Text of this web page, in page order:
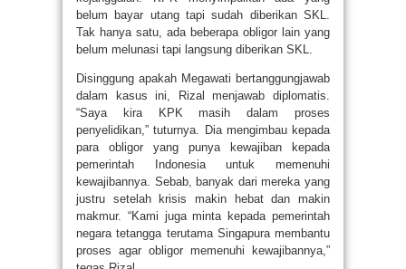
belum bayar utang tapi sudah diberikan SKL.
Tak hanya satu, ada beberapa obligor lain yang
belum melunasi tapi langsung diberikan SKL.
Disinggung apakah Megawati bertanggungjawab
dalam kasus ini, Rizal menjawab diplomatis.
“Saya kira KPK masih dalam proses
penyelidikan,” tuturnya. Dia mengimbau kepada
para obligor yang punya kewajiban kepada
pemerintah Indonesia untuk memenuhi
kewajibannya. Sebab, banyak dari mereka yang
justru setelah krisis makin hebat dan makin
makmur. “Kami juga minta kepada pemerintah
negara tetangga terutama Singapura membantu
proses agar obligor memenuhi kewajibannya,”